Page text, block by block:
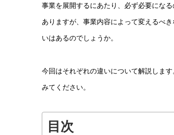
事業を展開するにあたり、必ず必要にな
ありますが、事業内容によって変えるべ
いはあるのでしょうか。
今回はそれぞれの違いについて解説しま
みてください。
目次